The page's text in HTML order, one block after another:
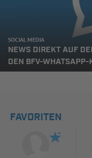
SOCIAL MEDIA
NEWS DIREKT AUF
DEN BFV-
FAVORITEN